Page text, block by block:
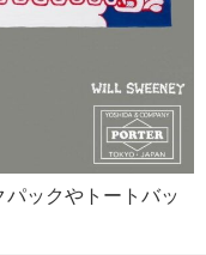
ックやトートバッ